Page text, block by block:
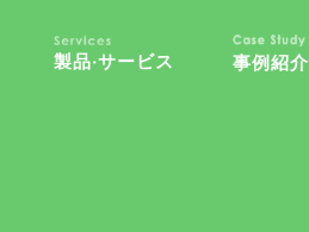
製品‧サービス 事例紹介